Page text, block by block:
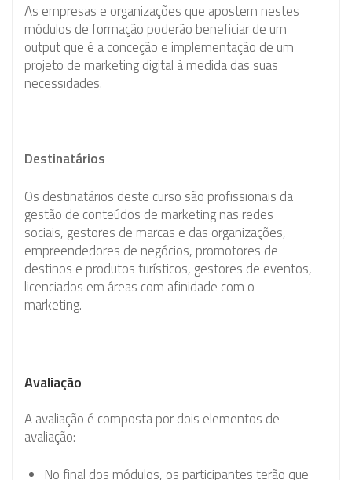
As empresas e organizações que apostem nestes
módulos de formação poderão beneficiar de um
output que é a conceção e implementação de um
projeto de marketing digital à medida das suas
necessidades.
Destinatários
Os destinatários deste curso são profissionais da
gestão de conteúdos de marketing nas redes
sociais, gestores de marcas e das organizações,
empreendedores de negócios, promotores de
destinos e produtos turísticos, gestores de eventos,
licenciados em áreas com afinidade com o
marketing.
Avaliação
A avaliação é composta por dois elementos de
avaliação:
No final dos módulos, os participantes terão que